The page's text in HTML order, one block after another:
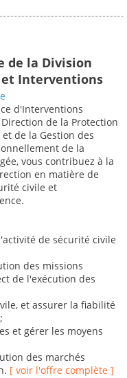
de la Division
et Interventions
d'Interventions
de la Protection
de la Gestion des
de la
vous contribuez à la
en matière de
civile et
de sécurité civile
des missions
de l'exécution des
et assurer la fiabilité
et gérer les moyens
des marchés
[ voir l'offre complète ]